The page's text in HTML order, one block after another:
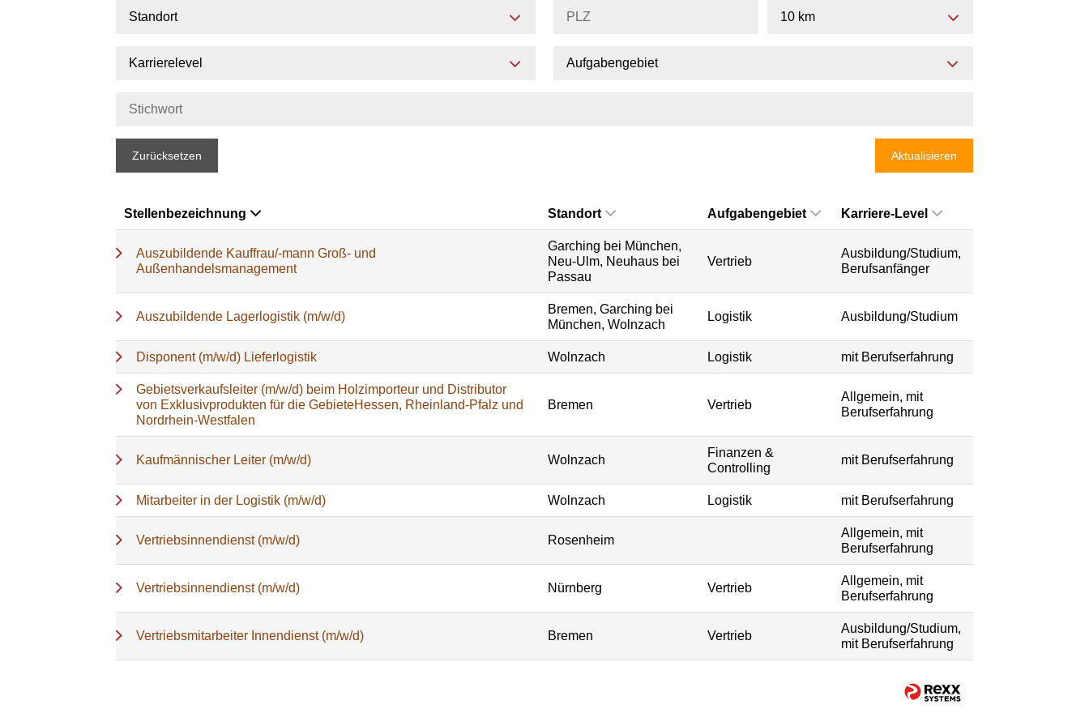
Standort 10 km
Karrierelevel Aufgabengebiet
Zurücksetzen Aktualisieren
Stellenbezeichnung Standort Aufgabengebiet Karriere-Level
Auszubildende Kauffrau/-mann Groß- und
Außenhandelsmanagement
Garching bei München,
Neu-Ulm, Neuhaus bei
Passau
Vertrieb
Ausbildung/Studium,
Berufsanfänger
Auszubildende Lagerlogistik (m/w/d)
Bremen, Garching bei
München, Wolnzach
Logistik Ausbildung/Studium
Disponent (m/w/d) Lieferlogistik Wolnzach Logistik mit Berufserfahrung
Gebietsverkaufsleiter (m/w/d) beim Holzimporteur und Distributor
von Exklusivprodukten für die GebieteHessen, Rheinland-Pfalz und
Nordrhein-Westfalen
Bremen Vertrieb
Allgemein, mit
Berufserfahrung
Kaufmännischer Leiter (m/w/d) Wolnzach
Finanzen &
Controlling
mit Berufserfahrung
Mitarbeiter in der Logistik (m/w/d) Wolnzach Logistik mit Berufserfahrung
Vertriebsinnendienst (m/w/d) Rosenheim
Allgemein, mit
Berufserfahrung
Vertriebsinnendienst (m/w/d) Nürnberg Vertrieb
Allgemein, mit
Berufserfahrung
Vertriebsmitarbeiter Innendienst (m/w/d) Bremen Vertrieb
Ausbildung/Studium,
mit Berufserfahrung